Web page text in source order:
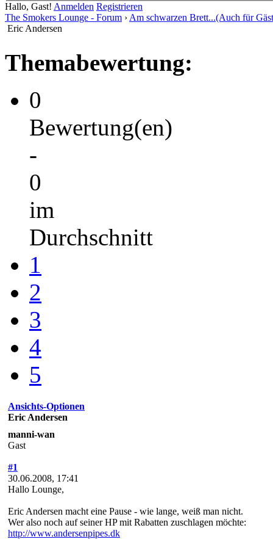
Hallo, Gast! Anmelden Registrieren
The Smokers Lounge - Forum › Am schwarzen Brett...(Auch für
Eric Andersen
Themabewertung:
0
Bewertung(en)
-
0
im
Durchschnitt
1
2
3
4
5
Ansichts-Optionen
Eric Andersen
manni-wan
Gast
#1
30.06.2008, 17:41
Hallo Lounge,
Eric Andersen macht eine Pause - wie lange, weiß man nicht.
Wer also noch auf seiner HP mit Rabatten zuschlagen möchte:
http://www.andersenpipes.dk